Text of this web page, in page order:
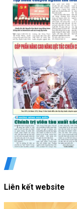
Liên kết website